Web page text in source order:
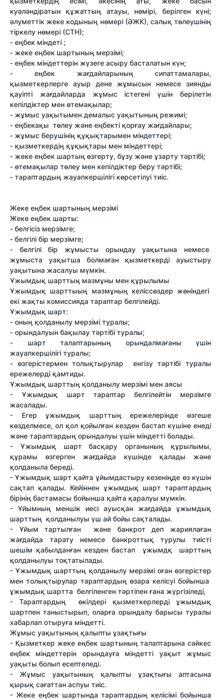
куәләндіратын құжаттың атауы, нөмірі, берілген күні;
әлуметтік жеке кодының нөмері (ӘЖК), салық төлеушінің
тіркелу нөмері (СТН);
- еңбек міндеті ;
- жеке еңбек шартының мерзімі;
- еңбек міндеттерін жүзеге асыру басталатын күн;
- еңбек жағдайларының сипаттамалары,
қызметкерлерге ауыр дене жұмысын немесе зиянды
қауіпті жағдайларда жұмыс істегені үшін берілетін
кепілдіктер мен өтемақылар;
- жұмыс уақытымен демалыс уақытының режимі;
- еңбекақы төлеу және еңбекті қорғау жағдайлары;
- жұмыс берушінің құқықтарымен міндеттері;
- қызметкердің құқықтары мен міндеттері;
- жеке еңбек шартың өзгерту, бұзу және ұзарту тәртібі;
- өтемақылар төлеу мен кепілдіктер беру тәртібі;
- тараптардың жауапкершілігі көрсетілуі тиіс.
Жеке еңбек шартының мерзімі
Жеке еңбек шарты:
- белгісіз мерзімге;
- белгілі бір мерзімге;
- белгілі бір жұмысты орындау уақытына немесе
жұмыста уақытша болмаған қызметкерді ауыстыру
уақытына жасалуы мүмкін.
Ұжымдық шарттың мазмұны мен құрылымы
Ұжымдық шарттыың мазмұның келіссөздер жөніндегі
екі жақты комиссияда тараптар белгілейді.
Ұжымдық шарт:
- оның қолданылу мерзімі туралы;
- орындалуын бақылау тәртібі туралы;
- шарт талаптарының орындалмағаны үшін
жауапкершілігі туралы;
- өзгерістермен толықтырулар енгізу тәртібі туралы
ережелерді қамтиды.
Ұжымдық шарттың қолданылу мерзімі мен аясы
- Ұжымдық шарт тараптар белгілейтін мерзімге
жасалады.
- Егер ұжымдық шарттың ережелерінде өзгеше
көзделмесе, ол қол қойылған кезден бастап күшіне енеді
және тараптардың орындалуы үшін міндетті болады.
- Ұжымдық шарт басқару органының құрылымы,
құрамы өзгерген жағдайда күшінде қалады және
қолданыла береді.
- Ұжымдық шарт қайта ұйымдастыру кезеніңде өз күшін
сақтап қалады. Кейіннен ұжымдық шарт тараптардың
бірінің бастамасы бойынша қайта қаралуы мүмкін.
- Ұйымның меншік иесі ауысқан жағдайда ұжымдық
шарттың қолданылуы үш ай бойы сақталады.
- Ұйым тартылған және банкрот деп жариялаған
жағдайда тарату немесе банкроттық турулы тиісті
шешім қабылданған кезден бастап ұжымдқ шарттың
қолданылуы тоқтатылады.
- Ұжымдық шарттың қолданылу мерзімі оған өзгерістер
мен толықтырулар тараптардың өзара келісуі бойынша
ұжымдық шартта белгіленген тәртіпен ғана жүргізіледі,
- Тараптардың өкілдері қызметкерлерді ұжымдық
шартпен таныстырып, оларға орындалу барысы туралы
хабарлап отыруға міндетті.
Жұмыс уақытының қалыпты ұзақтығы
- Қызметкер жеке еңбек шартының талаптарына сәйкес
еңбек міндеттерін орындауға міндетті уақыт жұмыс
уақыты болып есептеледі.
- Жұмыс уақытының қалыпты ұзақтығы аптасына
қырық сағаттан аспуы тиіс.
- Жеке еңбек шартында тараптардың келісімі бойынша